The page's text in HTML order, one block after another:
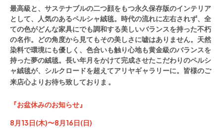
​最高級と、サステナブルの二つ顔をもつ永久保存版のインテリア
として、人気のあるペルシャ絨毯。時代の流れに左右されず、全
ての色がどんな家具にでも調和する美しいバランスを持った不朽
の名作。どの角度から見てもその美しさに嘘はありません。天然
染料で環境にも優しく、色合いも触り心地も黄金級のバランスを
持った夢の絨毯。長い年月をかけて完成させたこだわりのペルシ
ャ絨毯が、シルクロードを超えてアリヤギャラリーに。 皆様のご
来店心よりお待ち致しておりま 。
『お盆休みのお知らせ』
8 月13日(木)〜8 月16日(日)